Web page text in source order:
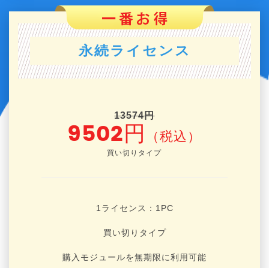
永続ライセンス
13574円
9502円 （税込）
買い切りタイプ
1ライセンス：1 PC
買い切りタイプ
購入モジュールを無期限に利用可能